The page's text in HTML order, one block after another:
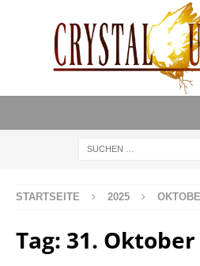
STARTSEITE 2025
Tag: 31. Oktober